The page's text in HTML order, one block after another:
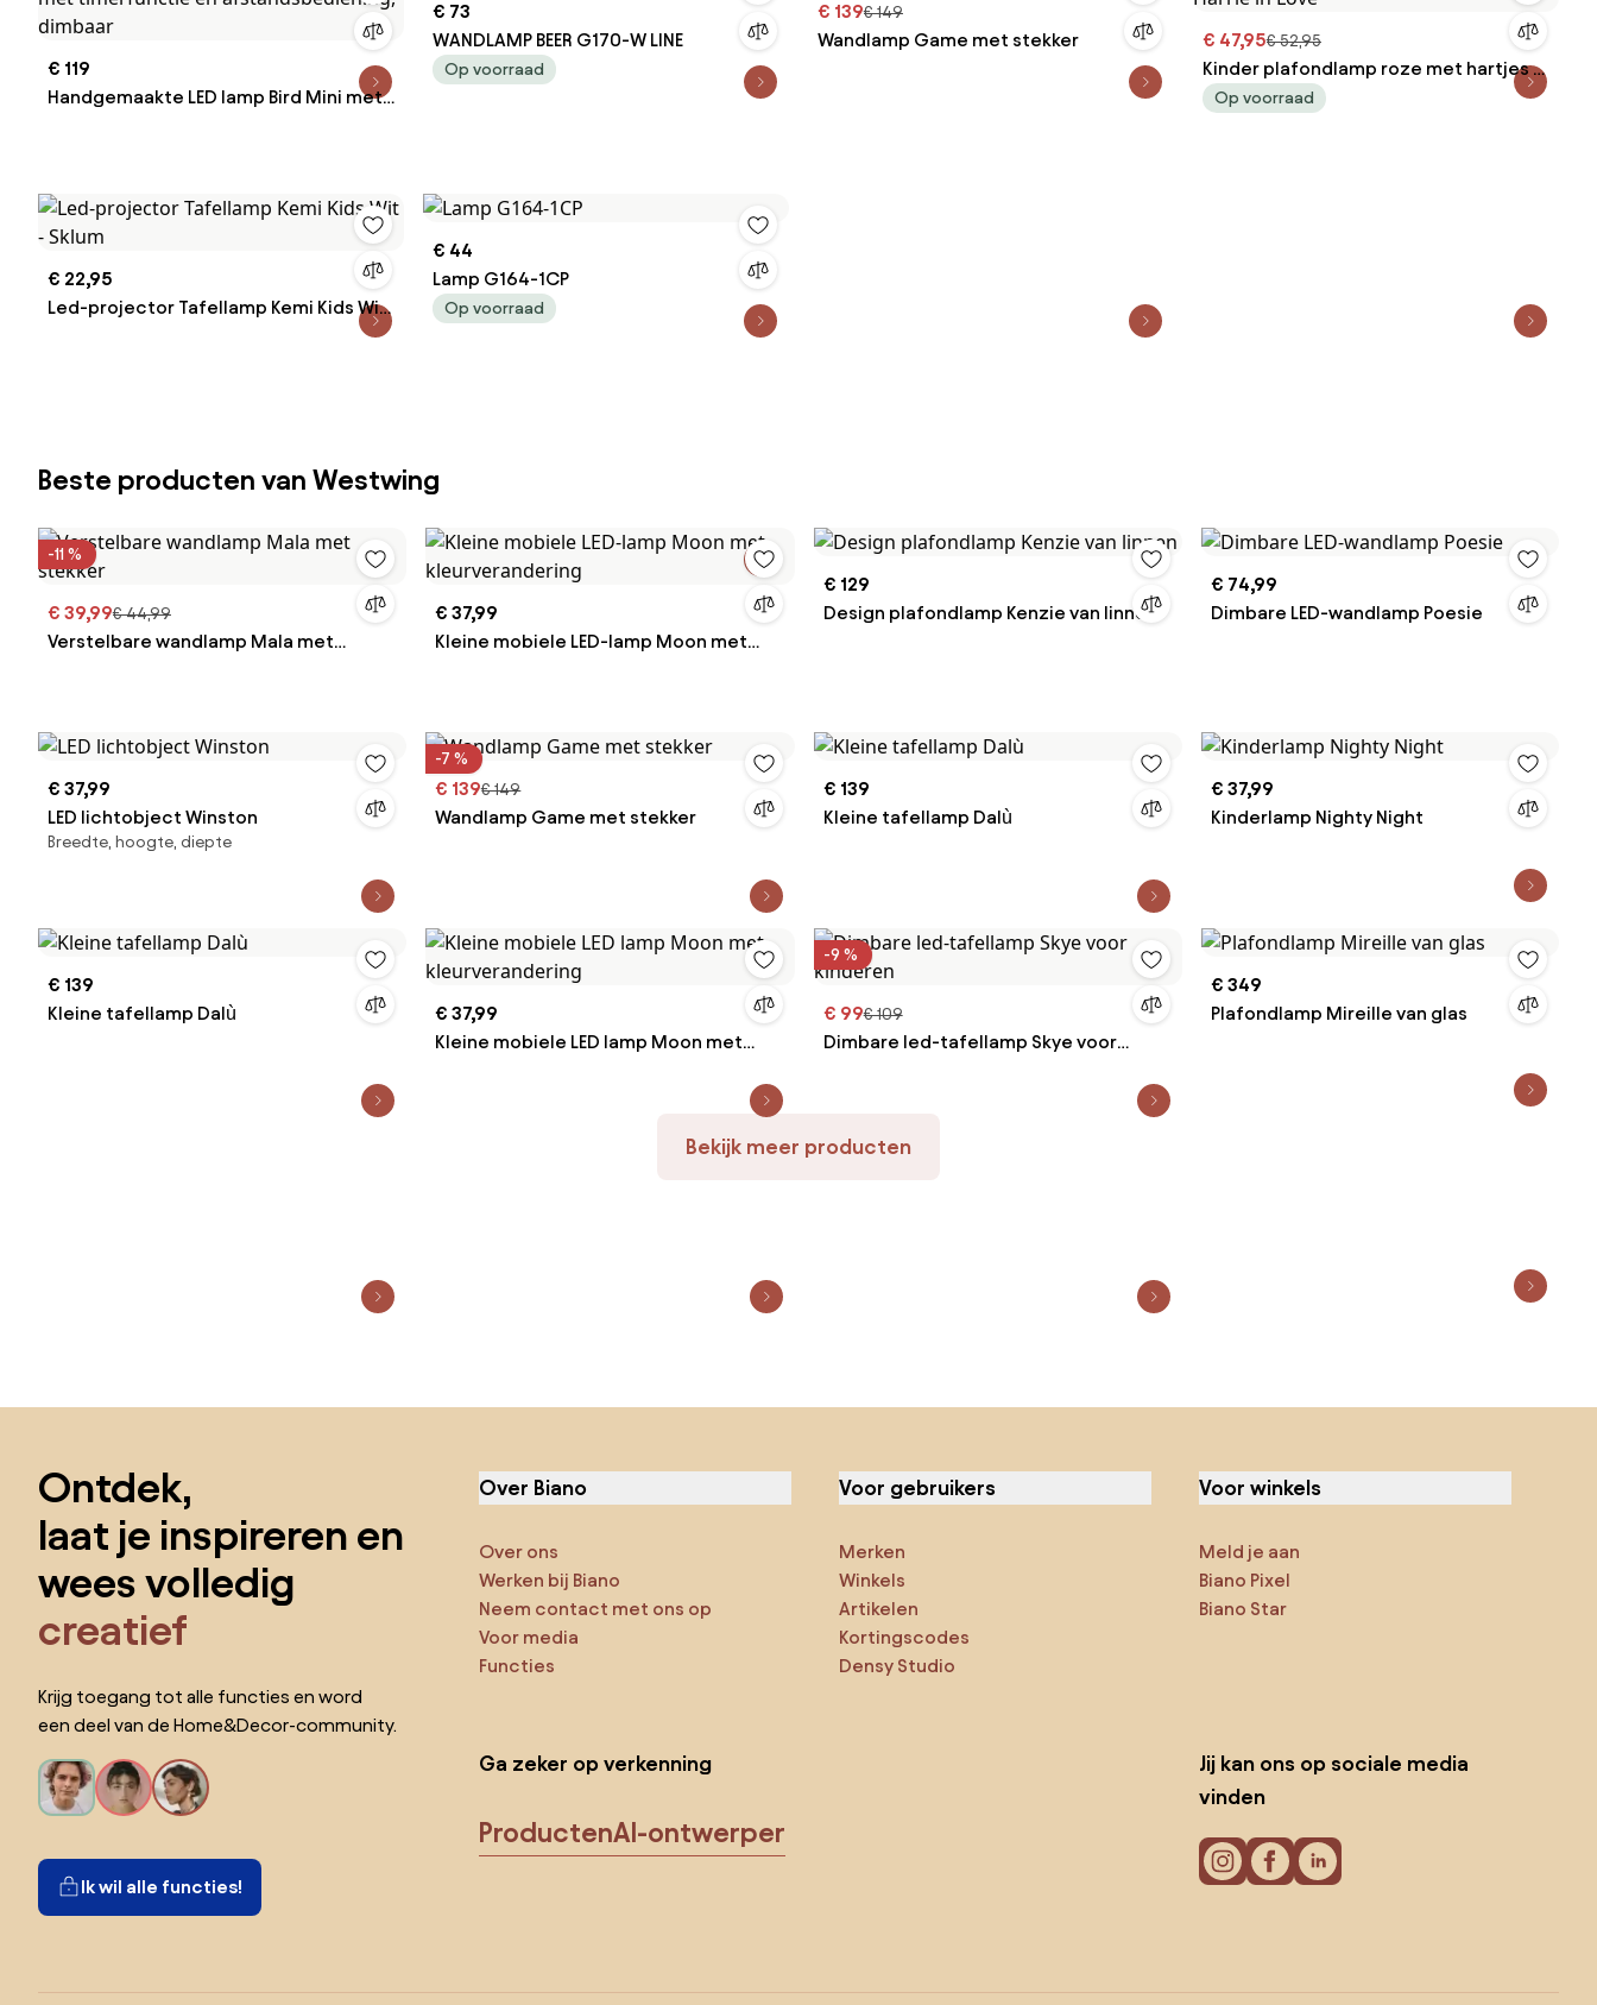
€ 119
Handgemaakte LED lamp Bird Mini met
€ 73
WANDLAMP BEER G170-W LINE
Op voorraad
€ 139€ 149
Wandlamp Game met stekker € 47,95€ 52,95
Kinder plafondlamp roze met hartjes -
Harrie in Love
Op voorraad
€ 22,95
Led-projector Tafellamp Kemi Kids Wit
€ 44
Lamp G164-1CP
Op voorraad
Beste producten van Westwing
-11 %
€ 39,99€ 44,99
Verstelbare wandlamp Mala met
€ 37,99
Kleine mobiele LED-lamp Moon met
€ 129
Design plafondlamp Kenzie van linnen
€ 74,99
Dimbare LED-wandlamp Poesie
€ 37,99
LED lichtobject Winston
Breedte, hoogte, diepte
-7 %
€ 139€ 149
Wandlamp Game met stekker
€ 139
Kleine tafellamp Dalù
€ 37,99
Kinderlamp Nighty Night
€ 139
Kleine tafellamp Dalù
€ 37,99
Kleine mobiele LED lamp Moon met
-9 %
€ 99€ 109
Dimbare led-tafellamp Skye voor
€ 349
Plafondlamp Mireille van glas
Bekijk meer producten
Ontdek,
laat je inspireren en
wees volledig
creatief
Krijg toegang tot alle functies en word
een deel van de Home&Decor-community.
Ik wil alle functies!
Over Biano
Over ons
Werken bij Biano
Neem contact met ons op
Voor media
Functies
Voor gebruikers
Merken
Winkels
Artikelen
Kortingscodes
Densy Studio
Voor winkels
Meld je aan
Biano Pixel
Biano Star
Ga zeker op verkenning
ProductenAI-ontwerper
Jij kan ons op sociale media
vinden